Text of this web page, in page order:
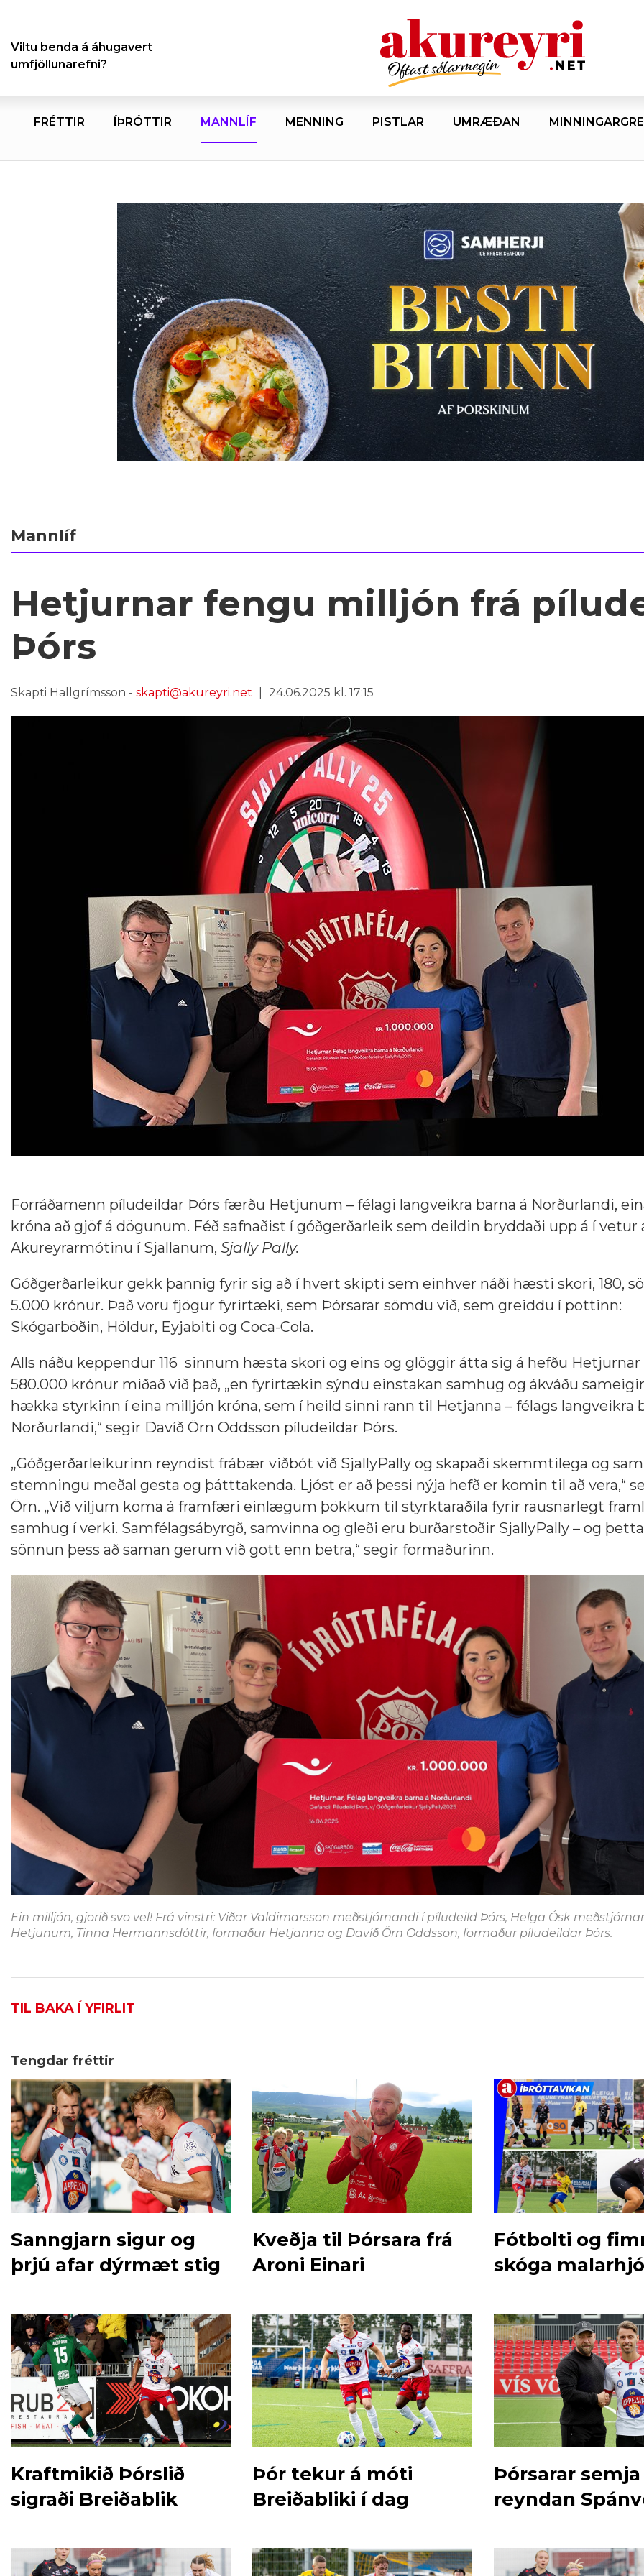
Viltu benda á áhugavert
umfjöllunarefni?
FRÉTTIR ÍÞRÓTTIR MANNLÍF MENNING PISTLAR UMRÆÐAN
Mannlíf
Hetjurnar fengu milljón frá
Þórs
Skapti Hallgrímsson - skapti@akureyri.net 24.06.2025 kl. 17:15
Forráðamenn píludeildar Þórs færðu Hetjunum – félagi langveikra barna á Norðurlandi,
króna að gjöf á dögunum. Féð safnaðist í góðgerðarleik sem deildin bryddaði upp á í vetur
Akureyrarmótinu í Sjallanum, Sjally Pally.
Góðgerðarleikur gekk þannig fyrir sig að í hvert skipti sem einhver náði hæsti skori, 180,
5.000 krónur. Það voru fjögur fyrirtæki, sem Þórsarar sömdu við, sem greiddu í pottinn:
Skógarböðin, Höldur, Eyjabiti og Coca-Cola.
Alls náðu keppendur 116 sinnum hæsta skori og eins og glöggir átta sig á hefðu Hetjurnar
580.000 krónur miðað við það, „en fyrirtækin sýndu einstakan samhug og ákváðu
hækka styrkinn í eina milljón króna, sem í heild sinni rann til Hetjanna – félags langveikra
Norðurlandi,“ segir Davíð Örn Oddsson píludeildar Þórs.
„Góðgerðarleikurinn reyndist frábær viðbót við SjallyPally og skapaði skemmtilega og
stemningu meðal gesta og þátttakenda. Ljóst er að þessi nýja hefð er komin til að vera,“
Örn. „Við viljum koma á framfæri einlægum þökkum til styrktaraðila fyrir rausnarlegt
samhug í verki. Samfélagsábyrgð, samvinna og gleði eru burðarstoðir SjallyPally – og
sönnun þess að saman gerum við gott enn betra,“ segir formaðurinn.
Ein milljón, gjörið svo vel! Frá vinstri: Viðar Valdimarsson meðstjórnandi í píludeild Þórs, Helga Ósk
Hetjunum, Tinna Hermannsdóttir, formaður Hetjanna og Davíð Örn Oddsson, formaður píludeildar Þórs.
TIL BAKA Í YFIRLIT
Tengdar fréttir
Sanngjarn sigur og
þrjú afar dýrmæt stig
Kveðja til Þórsara frá
Aroni Einari
Fótbolti og
skóga
Kraftmikið Þórslið
sigraði Breiðablik
Þór tekur á móti
Breiðabliki í dag
Þórsarar
reyndan